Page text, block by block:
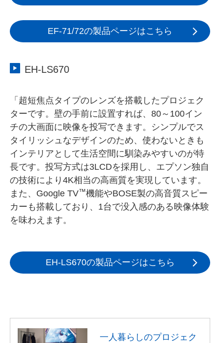
EF-71/72の製品ページはこちら
EH-LS670
「超短焦点タイプのレンズを搭載したプロジェク
ターです。壁の手前に設置すれば、80～100イン
チの大画面に映像を投写できます。シンプルでス
タイリッシュなデザインのため、使わないときも
インテリアとして生活空間に馴染みやすいのが特
長です。投写方式は3LCDを採用し、エプソン独自
の技術により4K相当の高画質を実現しています。
また、Google TV™機能やBOSE製の高音質スピー
カーも搭載しており、1台で没入感のある映像体験
を味わえます。
EH-LS670の製品ページはこちら
一人暮らしのプロジェク